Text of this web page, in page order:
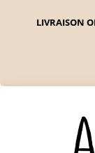
LIVRAISON